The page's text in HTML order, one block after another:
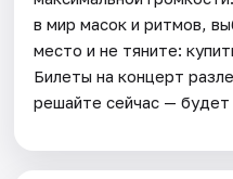
в мир масок и ритмов,
место и не тяните:
Билеты на концерт
решайте сейчас —